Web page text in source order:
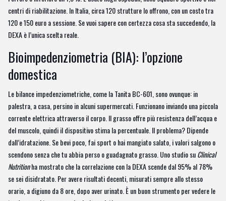
centri di riabilitazione. In Italia, circa 120 strutture lo offrono, con un costo tra
120 e 150 euro a sessione. Se vuoi sapere con certezza cosa sta succedendo, la
DEXA è l’unica scelta reale.
Bioimpedenziometria (BIA): l’opzione
domestica
Le bilance impedenziometriche, come la Tanita BC-601, sono ovunque: in
palestra, a casa, persino in alcuni supermercati. Funzionano inviando una piccola
corrente elettrica attraverso il corpo. Il grasso offre più resistenza dell’acqua e
del muscolo, quindi il dispositivo stima la percentuale. Il problema? Dipende
dall’idratazione. Se bevi poco, fai sport o hai mangiato salato, i valori salgono o
scendono senza che tu abbia perso o guadagnato grasso. Uno studio suClinical
Nutritionha mostrato che la correlazione con la DEXA scende dal 95% al 78%
se sei disidratato. Per avere risultati decenti, misurati sempre allo stesso
orario, a digiuno da 8 ore, dopo aver urinato. È un buon strumento per vedere le